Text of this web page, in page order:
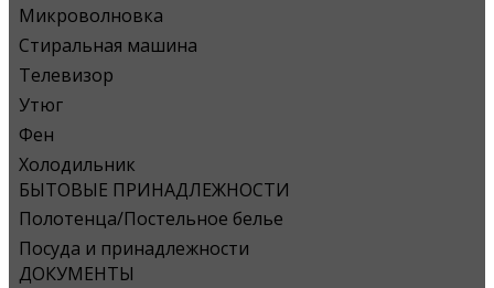
Микроволновка
Стиральная машина
Телевизор
Утюг
Фен
Холодильник
БЫТОВЫЕ ПРИНАДЛЕЖНОСТИ
Полотенца/Постельное белье
Посуда и принадлежности
ДОКУМЕНТЫ